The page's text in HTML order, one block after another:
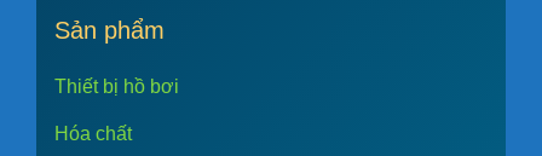
Sản phẩm
Thiết bị hồ bơi
Hóa chất